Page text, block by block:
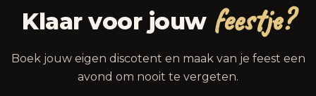
Klaar voor jouw feestje?
Boek jouw eigen discotent en maak van je feest een
avond om nooit te vergeten.